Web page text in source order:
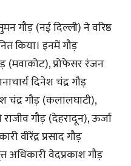
गौड़ (नई दिल्ली) ने वरिष्ठ
किया। इनमें गौड़
(मवाकोट), प्रोफेसर रंजन
दिनेश चंद्र गौड़
चंद्र गौड़ (कलालघाटी),
गौड़ (देहरादून), ऊर्जा
वीरेंद्र प्रसाद गौड़
अधिकारी वेदप्रकाश गौड़